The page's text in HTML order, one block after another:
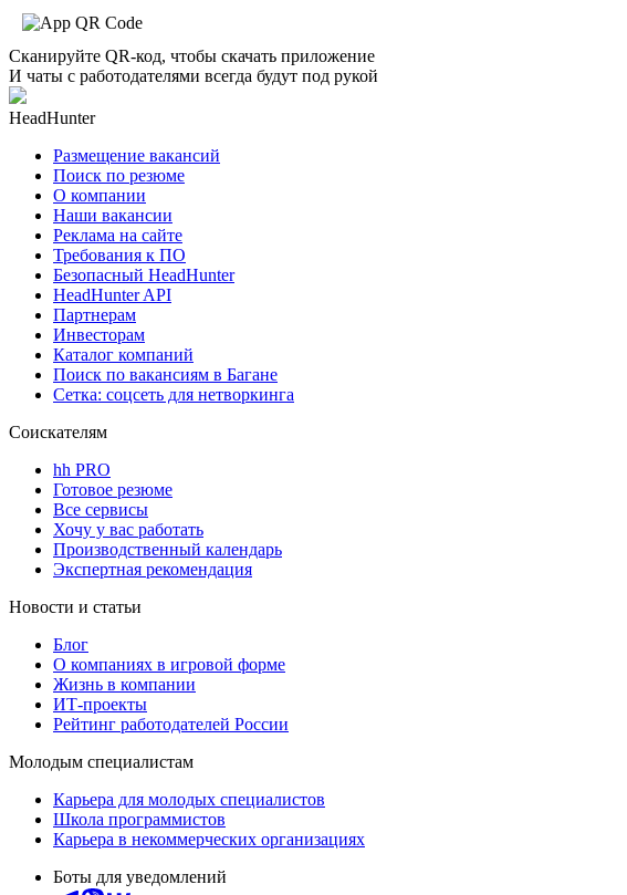
Сканируйте QR-код, чтобы скачать приложение
И чаты с работодателями всегда будут под рукой
HeadHunter
Размещение вакансий
Поиск по резюме
О компании
Наши вакансии
Реклама на сайте
Требования к ПО
Безопасный HeadHunter
HeadHunter API
Партнерам
Инвесторам
Каталог компаний
Поиск по вакансиям в Багане
Сетка: соцсеть для нетворкинга
Соискателям
hh PRO
Готовое резюме
Все сервисы
Хочу у вас работать
Производственный календарь
Экспертная рекомендация
Новости и статьи
Блог
О компаниях в игровой форме
Жизнь в компании
ИТ-проекты
Рейтинг работодателей России
Молодым специалистам
Карьера для молодых специалистов
Школа программистов
Карьера в некоммерческих организациях
Боты для уведомлений